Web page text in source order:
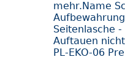
mehr.Name
Seitenlasche -
Auftauen
PL-EKO-06